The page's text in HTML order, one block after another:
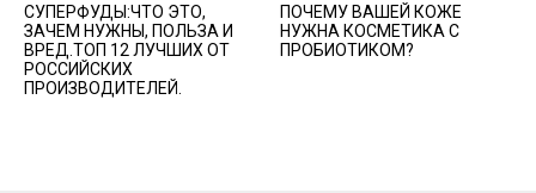
СУПЕРФУДЫ:ЧТО ЭТО,
ЗАЧЕМ НУЖНЫ, ПОЛЬЗА И
ВРЕД.ТОП 12 ЛУЧШИХ ОТ
РОССИЙСКИХ
ПРОИЗВОДИТЕЛЕЙ.
ПОЧЕМУ ВАШЕЙ КОЖЕ
НУЖНА КОСМЕТИКА С
ПРОБИОТИКОМ?